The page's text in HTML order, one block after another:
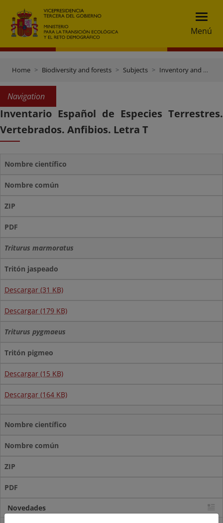
Menú
Home Biodiversity and forests Subjects Inventory and data gateway
Navigation
Inventario Español de Especies Terrestres.
Vertebrados. Anfibios. Letra T
Nombre científico
Nombre común
ZIP
PDF
Triturus marmoratus
Tritón jaspeado
Descargar (31 KB)
Descargar (179 KB)
Triturus pygmaeus
Tritón pigmeo
Descargar (15 KB)
Descargar (164 KB)
Nombre científico
Nombre común
ZIP
PDF
Novedades